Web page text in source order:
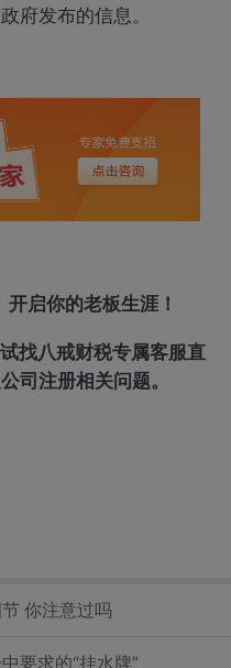
府发布的信息。
开启你的老板生涯！
找八戒财税专属客服直
司注册相关问题。
你注意过吗
要求的“挂水牌”